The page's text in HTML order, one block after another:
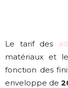
Le tarif des
matériaux et
fonction des
enveloppe de